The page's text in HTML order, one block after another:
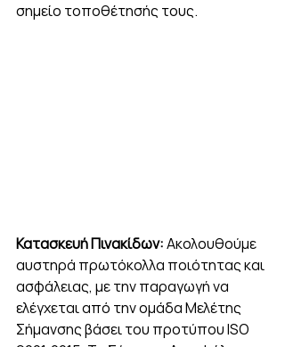
σημείο τοποθέτησής τους.
Κατασκευή Πινακίδων: Ακολουθούμε
αυστηρά πρωτόκολλα ποιότητας και
ασφάλειας, με την παραγωγή να
ελέγχεται από την ομάδα Μελέτης
Σήμανσης βάσει του προτύπου ISO